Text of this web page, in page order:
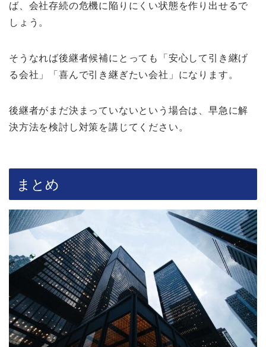
ば、会社存続の危機に陥りにくい状態を作り出せるで
しょう。
そうなれば後継者候補にとっても「安心して引き継げ
る会社」「喜んで引き継ぎたい会社」になります。
後継者がまだ決まっていないという場合は、早急に解
決方法を検討し対策を講じてください。
まとめ